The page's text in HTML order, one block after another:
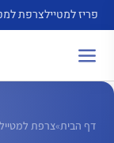
לדלג
לתוכן
פריז למטיילצרפת
דף הבית»צרפת למטייל